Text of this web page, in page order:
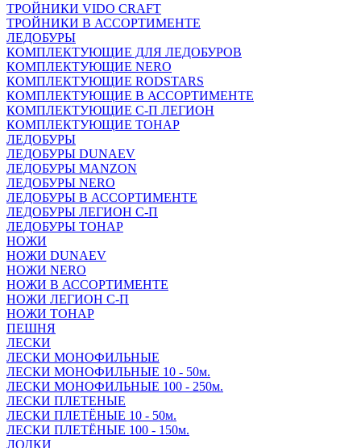
ТРОЙНИКИ VIDO CRAFT
ТРОЙНИКИ В АССОРТИМЕНТЕ
ЛЕДОБУРЫ
КОМПЛЕКТУЮЩИЕ ДЛЯ ЛЕДОБУРОВ
КОМПЛЕКТУЮЩИЕ NERO
КОМПЛЕКТУЮЩИЕ RODSTARS
КОМПЛЕКТУЮЩИЕ В АССОРТИМЕНТЕ
КОМПЛЕКТУЮЩИЕ С-П ЛЕГИОН
КОМПЛЕКТУЮЩИЕ ТОНАР
ЛЕДОБУРЫ
ЛЕДОБУРЫ DUNAEV
ЛЕДОБУРЫ MANZON
ЛЕДОБУРЫ NERO
ЛЕДОБУРЫ В АССОРТИМЕНТЕ
ЛЕДОБУРЫ ЛЕГИОН С-П
ЛЕДОБУРЫ ТОНАР
НОЖИ
НОЖИ DUNAEV
НОЖИ NERO
НОЖИ В АССОРТИМЕНТЕ
НОЖИ ЛЕГИОН С-П
НОЖИ ТОНАР
ПЕШНЯ
ЛЕСКИ
ЛЕСКИ МОНОФИЛЬНЫЕ
ЛЕСКИ МОНОФИЛЬНЫЕ 10 - 50м.
ЛЕСКИ МОНОФИЛЬНЫЕ 100 - 250м.
ЛЕСКИ ПЛЕТЕНЫЕ
ЛЕСКИ ПЛЕТЁНЫЕ 10 - 50м.
ЛЕСКИ ПЛЕТЁНЫЕ 100 - 150м.
ЛОДКИ